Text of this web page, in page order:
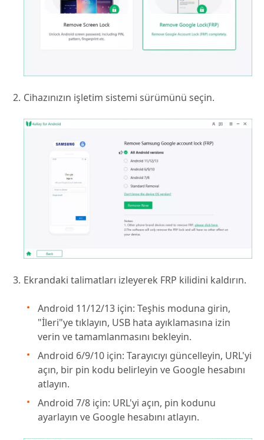
Cihazınızın işletim sistemi sürümünü seçin.
Ekrandaki talimatları izleyerek FRP kilidini kaldırın.
Android 11/12/13 için: Teşhis moduna girin,
"İleri"ye tıklayın, USB hata ayıklamasına izin
verin ve tamamlanmasını bekleyin.
Android 6/9/10 için: Tarayıcıyı güncelleyin, URL'yi
açın, bir pin kodu belirleyin ve Google hesabını
atlayın.
Android 7/8 için: URL'yi açın, pin kodunu
ayarlayın ve Google hesabını atlayın.